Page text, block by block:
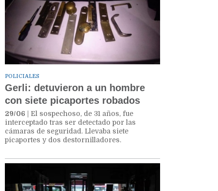
POLICIALES
Gerli: detuvieron a un hombre
con siete picaportes robados
29/06 | El sospechoso, de 31 años, fue
interceptado tras ser detectado por las
cámaras de seguridad. Llevaba siete
picaportes y dos destornilladores.